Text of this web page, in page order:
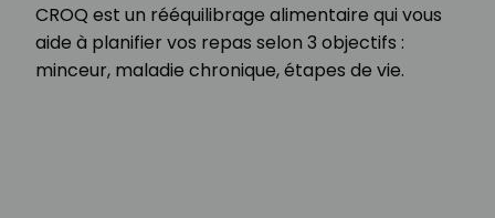
CROQ est un rééquilibrage alimentaire qui vous
aide à planifier vos repas selon 3 objectifs :
minceur, maladie chronique, étapes de vie.